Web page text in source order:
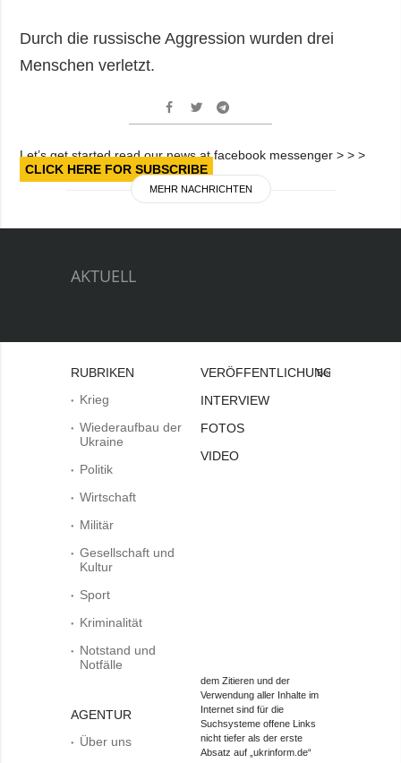
Durch die russische Aggression wurden drei
Menschen verletzt.
Let’s get started read our news at facebook messenger > > >
CLICK HERE FOR SUBSCRIBE
MEHR NACHRICHTEN
AKTUELL
RUBRIKEN
Krieg
Wiederaufbau der
Ukraine
Politik
Wirtschaft
Militär
Gesellschaft und
Kultur
Sport
Kriminalität
Notstand und
Notfälle
AGENTUR
Über uns
VERÖFFENTLICHUNGEN
INTERVIEW
FOTOS
VIDEO
Bei
dem Zitieren und der
Verwendung aller Inhalte im
Internet sind für die
Suchsysteme offene Links
nicht tiefer als der erste
Absatz auf „ukrinform.de“